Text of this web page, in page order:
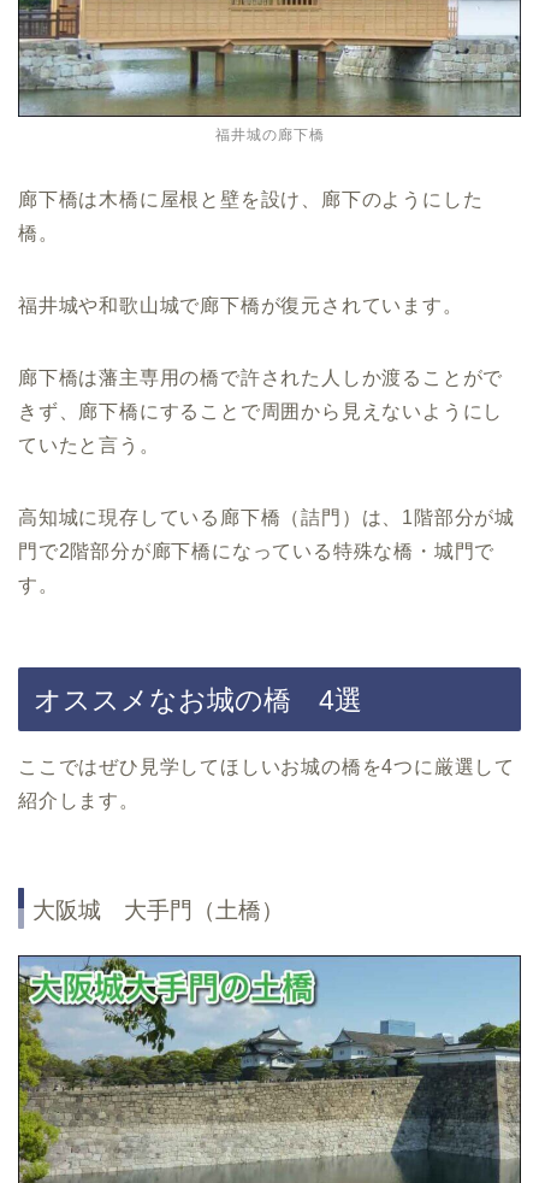
福井城の廊下橋
廊下橋は木橋に屋根と壁を設け、廊下のようにした
橋。
福井城や和歌山城で廊下橋が復元されています。
廊下橋は藩主専用の橋で許された人しか渡ることがで
きず、廊下橋にすることで周囲から見えないようにし
ていたと言う。
高知城に現存している廊下橋（詰門）は、1階部分が城
門で2階部分が廊下橋になっている特殊な橋・城門で
す。
オススメなお城の橋 4選
ここではぜひ見学してほしいお城の橋を4つに厳選して
紹介します。
大阪城 大手門（土橋）